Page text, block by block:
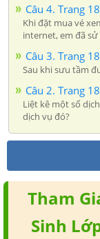
Câu 4. Trang
Khi đặt mua vé
internet, em đã
Câu 3. Trang
Sau khi sưu tầm
Câu 2. Trang
Liệt kê một số
dịch vụ đó?
Tham
Sinh